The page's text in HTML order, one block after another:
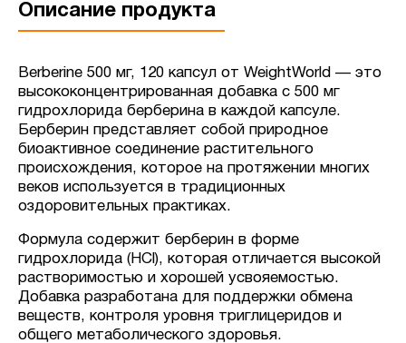
Описание продукта
Berberine 500 мг, 120 капсул от WeightWorld — это
высококонцентрированная добавка с 500 мг
гидрохлорида берберина в каждой капсуле.
Берберин представляет собой природное
биоактивное соединение растительного
происхождения, которое на протяжении многих
веков используется в традиционных
оздоровительных практиках.
Формула содержит берберин в форме
гидрохлорида (HCl), которая отличается высокой
растворимостью и хорошей усвояемостью.
Добавка разработана для поддержки обмена
веществ, контроля уровня триглицеридов и
общего метаболического здоровья.